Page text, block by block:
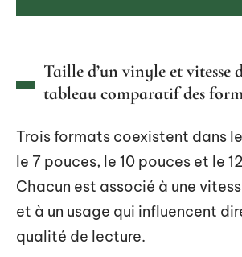
Taille d’un vinyle et vitesse
tableau comparatif des
Trois formats coexistent dans
le 7 pouces, le 10 pouces et le
Chacun est associé à une
et à un usage qui influencent
qualité de lecture.